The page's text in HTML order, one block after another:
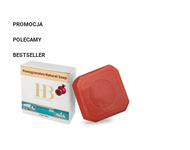
PROMOCJA
POLECAMY
BESTSELLER